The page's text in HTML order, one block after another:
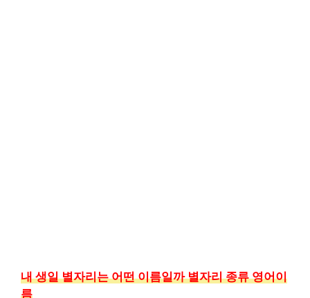
내 생일 별자리는 어떤 이름일까 별자리 종류 영어이
름